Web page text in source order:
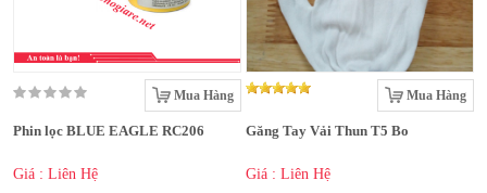
Mua Hàng
Phin lọc BLUE EAGLE RC206
Giá : Liên Hệ
Mua Hàng
Găng Tay Vải Thun T5 Bo
Giá : Liên Hệ